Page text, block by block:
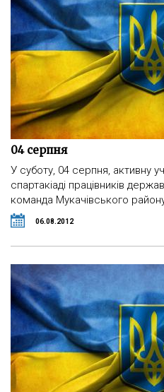
04 серпня
У суботу, 04 серпня, активну
спартакіаді працівників
команда Мукачівського
06.08.2012